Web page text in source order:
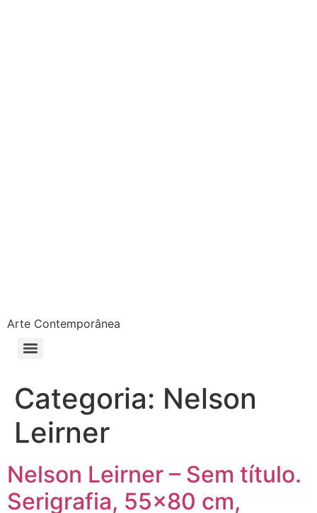
Arte Contemporânea
Categoria: Nelson
Leirner
Nelson Leirner – Sem título.
Serigrafia, 55×80 cm,